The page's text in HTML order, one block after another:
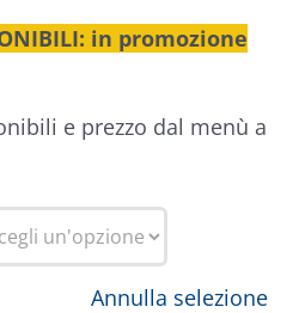
in promozione
e prezzo dal menù a
Annulla selezione